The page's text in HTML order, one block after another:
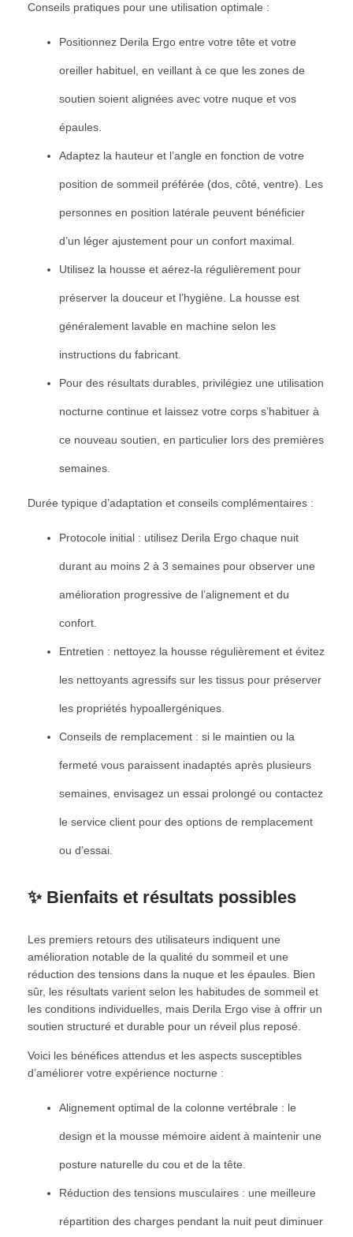
Conseils pratiques pour une utilisation optimale :
Positionnez Derila Ergo entre votre tête et votre
oreiller habituel, en veillant à ce que les zones de
soutien soient alignées avec votre nuque et vos
épaules.
Adaptez la hauteur et l’angle en fonction de votre
position de sommeil préférée (dos, côté, ventre). Les
personnes en position latérale peuvent bénéficier
d’un léger ajustement pour un confort maximal.
Utilisez la housse et aérez-la régulièrement pour
préserver la douceur et l’hygiène. La housse est
généralement lavable en machine selon les
instructions du fabricant.
Pour des résultats durables, privilégiez une utilisation
nocturne continue et laissez votre corps s’habituer à
ce nouveau soutien, en particulier lors des premières
semaines.
Durée typique d’adaptation et conseils complémentaires :
Protocole initial : utilisez Derila Ergo chaque nuit
durant au moins 2 à 3 semaines pour observer une
amélioration progressive de l’alignement et du
confort.
Entretien : nettoyez la housse régulièrement et évitez
les nettoyants agressifs sur les tissus pour préserver
les propriétés hypoallergéniques.
Conseils de remplacement : si le maintien ou la
fermeté vous paraissent inadaptés après plusieurs
semaines, envisagez un essai prolongé ou contactez
le service client pour des options de remplacement
ou d’essai.
✨ Bienfaits et résultats possibles
Les premiers retours des utilisateurs indiquent une
amélioration notable de la qualité du sommeil et une
réduction des tensions dans la nuque et les épaules. Bien
sûr, les résultats varient selon les habitudes de sommeil et
les conditions individuelles, mais Derila Ergo vise à offrir un
soutien structuré et durable pour un réveil plus reposé.
Voici les bénéfices attendus et les aspects susceptibles
d’améliorer votre expérience nocturne :
Alignement optimal de la colonne vertébrale : le
design et la mousse mémoire aident à maintenir une
posture naturelle du cou et de la tête.
Réduction des tensions musculaires : une meilleure
répartition des charges pendant la nuit peut diminuer